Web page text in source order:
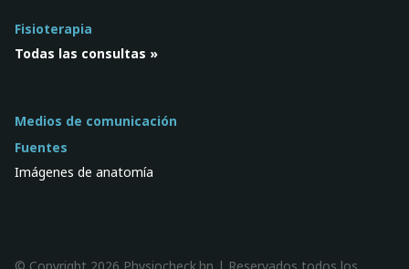
Fisioterapia
Todas las consultas »
Medios de comunicación
Fuentes
Imágenes de anatomía
© Copyright 2026 Physiocheck.hn | Reservados todos los